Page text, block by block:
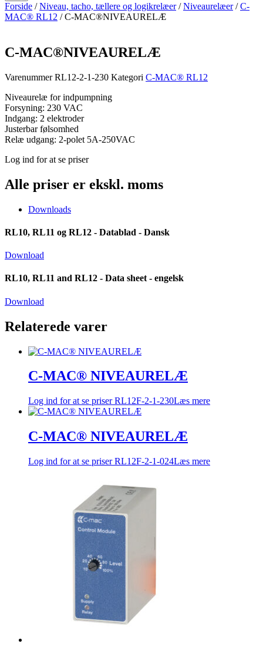
Forside /Niveau, tacho, tællere og logikrelæer/Niveaurelæer/C-
MAC® RL12 / C-MAC®NIVEAURELÆ
C-MAC®NIVEAURELÆ
VarenummerRL12-2-1-230 Kategori C-MAC® RL12
Niveaurelæ for indpumpning
Forsyning: 230 VAC
Indgang: 2 elektroder
Justerbar følsomhed
Relæ udgang: 2-polet 5A-250VAC
Log ind for at se priser
Alle priser er ekskl. moms
Downloads
RL10, RL11 og RL12 - Datablad - Dansk
Download
RL10, RL11 and RL12 - Data sheet - engelsk
Download
Relaterede varer
C-MAC® NIVEAURELÆ
Log ind for at se priserRL12F-2-1-230Læs mere
C-MAC® NIVEAURELÆ
Log ind for at se priserRL12F-2-1-024Læs mere